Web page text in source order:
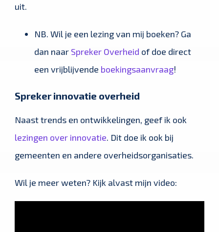
uit.
NB. Wil je een lezing van mij boeken? Ga
dan naar Spreker Overheid of doe direct
een vrijblijvende boekingsaanvraag!
Spreker innovatie overheid
Naast trends en ontwikkelingen, geef ik ook
lezingen over innovatie. Dit doe ik ook bij
gemeenten en andere overheidsorganisaties.
Wil je meer weten? Kijk alvast mijn video: